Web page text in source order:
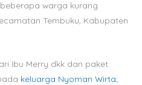
warga kurang
Tembuku, Kabupaten
Ibu Merry dkk dan paket
keluarga Nyoman Wirta;